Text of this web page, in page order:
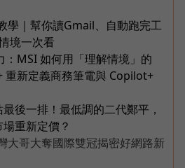
學｜幫你讀Gmail、自動跑完工
境一次看
：MSI 如何用「理解情境」的
重新定義商務筆電與 Copilot+
後一排！最低調的二代鄭平，
重新定價？
大哥大奪國際雙冠揭密好網路新